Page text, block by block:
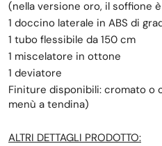
(nella versione oro, il soffione
1 doccino laterale in ABS di
1 tubo flessibile da 150 cm
1 miscelatore in ottone
1 deviatore
Finiture disponibili: cromato o
menù a tendina)
ALTRI DETTAGLI PRODOTTO: